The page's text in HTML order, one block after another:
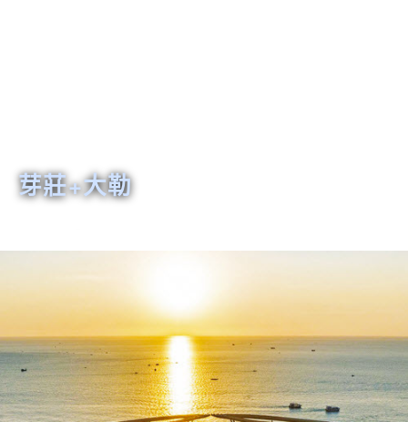
芽莊+大勒